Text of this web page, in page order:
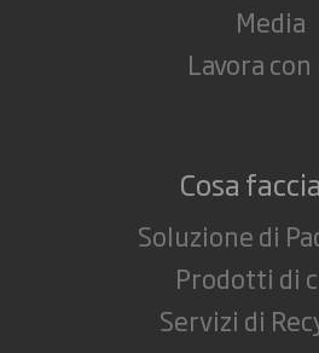
Media
Lavora
Cosa
Soluzione di
Prodotti di
Servizi di